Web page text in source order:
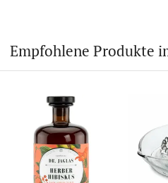
Empfohlene Produkte